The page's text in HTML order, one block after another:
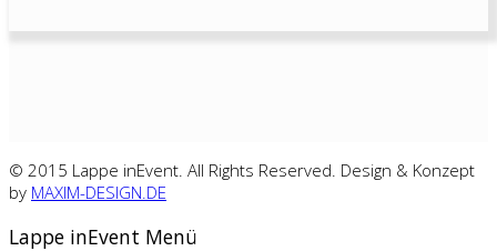
© 2015 Lappe inEvent. All Rights Reserved. Design & Konzept
by MAXIM-DESIGN.DE
Lappe inEvent Menü